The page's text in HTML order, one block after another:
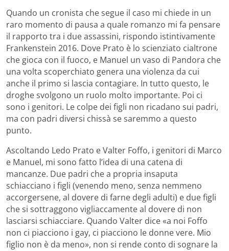
Quando un cronista che segue il caso mi chiede in un
raro momento di pausa a quale romanzo mi fa pensare
il rapporto tra i due assassini, rispondo istintivamente
Frankenstein 2016. Dove Prato è lo scienziato cialtrone
che gioca con il fuoco, e Manuel un vaso di Pandora che
una volta scoperchiato genera una violenza da cui
anche il primo si lascia contagiare. In tutto questo, le
droghe svolgono un ruolo molto importante. Poi ci
sono i genitori. Le colpe dei figli non ricadano sui padri,
ma con padri diversi chissà se saremmo a questo
punto.
Ascoltando Ledo Prato e Valter Foffo, i genitori di Marco
e Manuel, mi sono fatto l’idea di una catena di
mancanze. Due padri che a propria insaputa
schiacciano i figli (venendo meno, senza nemmeno
accorgersene, al dovere di farne degli adulti) e due figli
che si sottraggono vigliaccamente al dovere di non
lasciarsi schiacciare. Quando Valter dice «a noi Foffo
non ci piacciono i gay, ci piacciono le donne vere. Mio
figlio non è da meno», non si rende conto di sognare la